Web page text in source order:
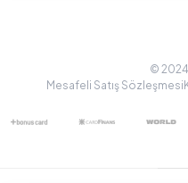
©
Mesafeli Satış Sözleşmesi